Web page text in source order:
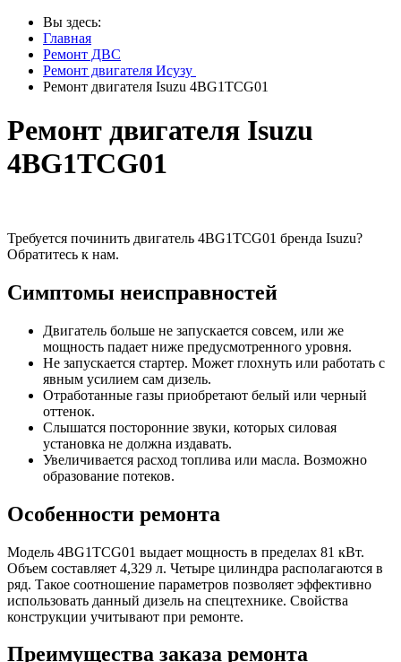
Вы здесь:
Главная
Ремонт ДВС
Ремонт двигателя Исузу
Ремонт двигателя Isuzu 4BG1TCG01
Ремонт двигателя Isuzu
4BG1TCG01
Требуется починить двигатель 4BG1TCG01 бренда Isuzu?
Обратитесь к нам.
Симптомы неисправностей
Двигатель больше не запускается совсем, или же
мощность падает ниже предусмотренного уровня.
Не запускается стартер. Может глохнуть или работать с
явным усилием сам дизель.
Отработанные газы приобретают белый или черный
оттенок.
Слышатся посторонние звуки, которых силовая
установка не должна издавать.
Увеличивается расход топлива или масла. Возможно
образование потеков.
Особенности ремонта
Модель 4BG1TCG01 выдает мощность в пределах 81 кВт.
Объем составляет 4,329 л. Четыре цилиндра располагаются в
ряд. Такое соотношение параметров позволяет эффективно
использовать данный дизель на спецтехнике. Свойства
конструкции учитывают при ремонте.
Преимущества заказа ремонта